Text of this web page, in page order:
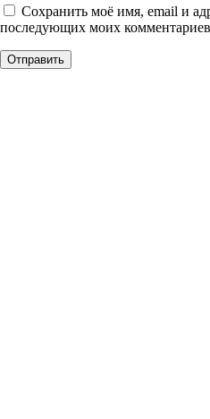
Сохранить моё имя, email и
последующих моих